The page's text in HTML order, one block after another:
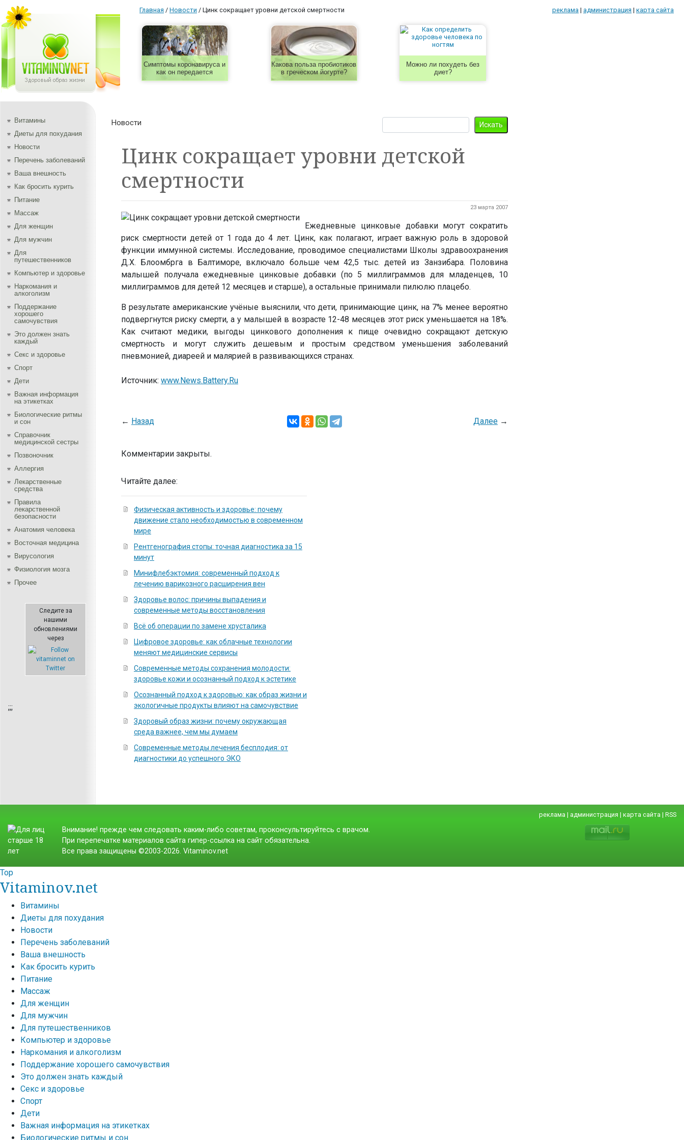
Главная / Новости / Цинк сокращает уровни детской смертности реклама | администрация | карта сайта
Симптомы коронавируса и
как он передается
Какова польза пробиотиков
в греческом йогурте?
Можно ли похудеть без
диет?
Витамины
Диеты для похудания
Новости
Перечень заболеваний
Ваша внешность
Как бросить курить
Питание
Массаж
Для женщин
Для мужчин
Для
путешественников
Компьютер и здоровье
Наркомания и
алкоголизм
Поддержание
хорошего
самочувствия
Это должен знать
каждый
Секс и здоровье
Спорт
Дети
Важная информация
на этикетках
Биологические ритмы
и сон
Справочник
медицинской сестры
Позвоночник
Аллергия
Лекарственные
средства
Правила
лекарственной
безопасности
Aнатомия человека
Восточная медицина
Вирусология
Физиология мозга
Прочее
Следите за
нашими
обновлениями
через
;;;
Новости
Цинк сокращает уровни детской
смертности
23 марта 2007
Ежедневные цинковые добавки могут сократить
риск смертности детей от 1 года до 4 лет. Цинк, как полагают, играет важную роль в здоровой
функции иммунной системы. Исследование, проводимое специалистами Школы здравоохранения
Д.Х. Блоомбрга в Балтиморе, включало больше чем 42,5 тыс. детей из Занзибара. Половина
малышей получала ежедневные цинковые добавки (по 5 миллиграммов для младенцев, 10
миллиграммов для детей 12 месяцев и старше), а остальные принимали пилюлю плацебо.
В результате американские учёные выяснили, что дети, принимающие цинк, на 7% менее вероятно
подвергнутся риску смерти, а у малышей в возрасте 12-48 месяцев этот риск уменьшается на 18%.
Как считают медики, выгоды цинкового дополнения к пище очевидно сокращают детскую
смертность и могут служить дешевым и простым средством уменьшения заболеваний
пневмонией, диареей и малярией в развивающихся странах.
Источник: www.News.Battery.Ru
← Назад Далее→
Комментарии закрыты.
Читайте далее:
Физическая активность и здоровье: почему
движение стало необходимостью в современном
мире
Рентгенография стопы: точная диагностика за 15
минут
Минифлебэктомия: современный подход к
лечению варикозного расширения вен
Здоровье волос: причины выпадения и
современные методы восстановления
Всё об операции по замене хрусталика
Цифровое здоровье: как облачные технологии
меняют медицинские сервисы
Современные методы сохранения молодости:
здоровье кожи и осознанный подход к эстетике
Осознанный подход к здоровью: как образ жизни и
экологичные продукты влияют на самочувствие
Здоровый образ жизни: почему окружающая
среда важнее, чем мы думаем
Современные методы лечения бесплодия: от
диагностики до успешного ЭКО
реклама | администрация | карта сайта | RSS
Внимание! прежде чем следовать каким-либо советам, проконсультируйтесь с врачом.
При перепечатке материалов сайта гипер-ссылка на сайт обязательна.
Все права защищены ©2003-2026. Vitaminov.net
Top
Vitaminov.net
Витамины
Диеты для похудания
Новости
Перечень заболеваний
Ваша внешность
Как бросить курить
Питание
Массаж
Для женщин
Для мужчин
Для путешественников
Компьютер и здоровье
Наркомания и алкоголизм
Поддержание хорошего самочувствия
Это должен знать каждый
Секс и здоровье
Спорт
Дети
Важная информация на этикетках
Биологические ритмы и сон